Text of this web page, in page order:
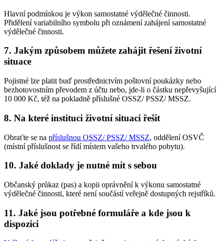
Hlavní podmínkou je výkon samostatné výdělečné činnosti.
Přidělení variabilního symbolu při oznámení zahájení samostatné
výdělečné činnosti.
7. Jakým způsobem můžete zahájit řešení životní
situace
Pojistné lze platit buď prostřednictvím poštovní poukázky nebo
bezhotovostním převodem z účtu nebo, jde-li o částku nepřevyšující
10 000 Kč, též na pokladně příslušné OSSZ/ PSSZ/ MSSZ.
8. Na které instituci životní situaci řešit
Obraťte se na příslušnou OSSZ/ PSSZ/ MSSZ, oddělení OSVČ
(místní příslušnost se řídí místem vašeho trvalého pobytu).
10. Jaké doklady je nutné mít s sebou
Občanský průkaz (pas) a kopii oprávnění k výkonu samostatné
výdělečné činnosti, které není součástí veřejně dostupných rejstříků.
11. Jaké jsou potřebné formuláře a kde jsou k
dispozici